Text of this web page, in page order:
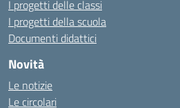
I progetti delle classi
I progetti della scuola
Documenti didattici
Novità
Le notizie
Le circolari